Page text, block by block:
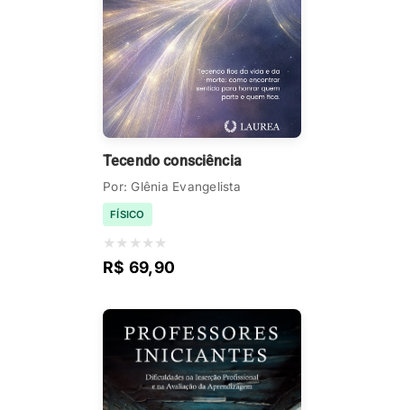
Tecendo consciência
Por: Glênia Evangelista
FÍSICO
★ ★ ★ ★ ★
R$ 69,90